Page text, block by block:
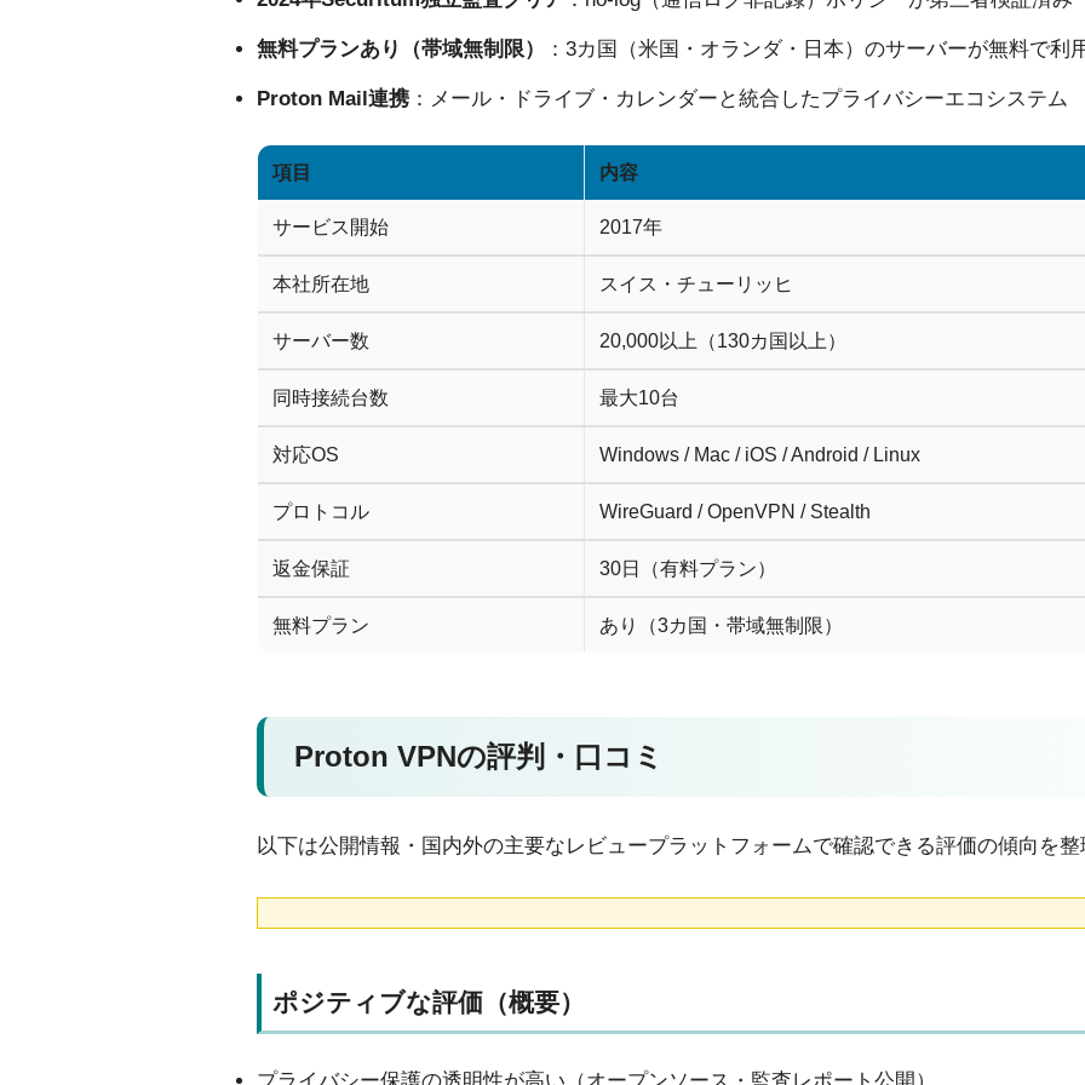
無料プランあり（帯域無制限） ：3カ国（米国・オランダ・日本）のサーバーが無料で利
Proton Mail連携 ：メール・ドライブ・カレンダーと統合したプライバシーエコシステム
項目 内容
サービス開始 2017年
本社所在地 スイス・チューリッヒ
サーバー数 20,000以上（130カ国以上）
同時接続台数 最大10台
対応OS Windows / Mac / iOS / Android / Linux
プロトコル WireGuard / OpenVPN / Stealth
返金保証 30日（有料プラン）
無料プラン あり（3カ国・帯域無制限）
Proton VPNの評判・口コミ
以下は公開情報・国内外の主要なレビュープラットフォームで確認できる評価の傾向を
ポジティブな評価（概要）